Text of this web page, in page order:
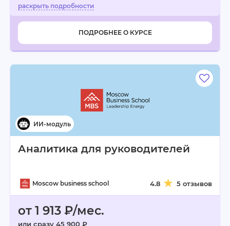
ПОДРОБНЕЕ О КУРСЕ
Аналитика для руководителей
Moscow business school 4.8 5 отзывов
от 1 913 ₽/мес.
или сразу 45 900 ₽